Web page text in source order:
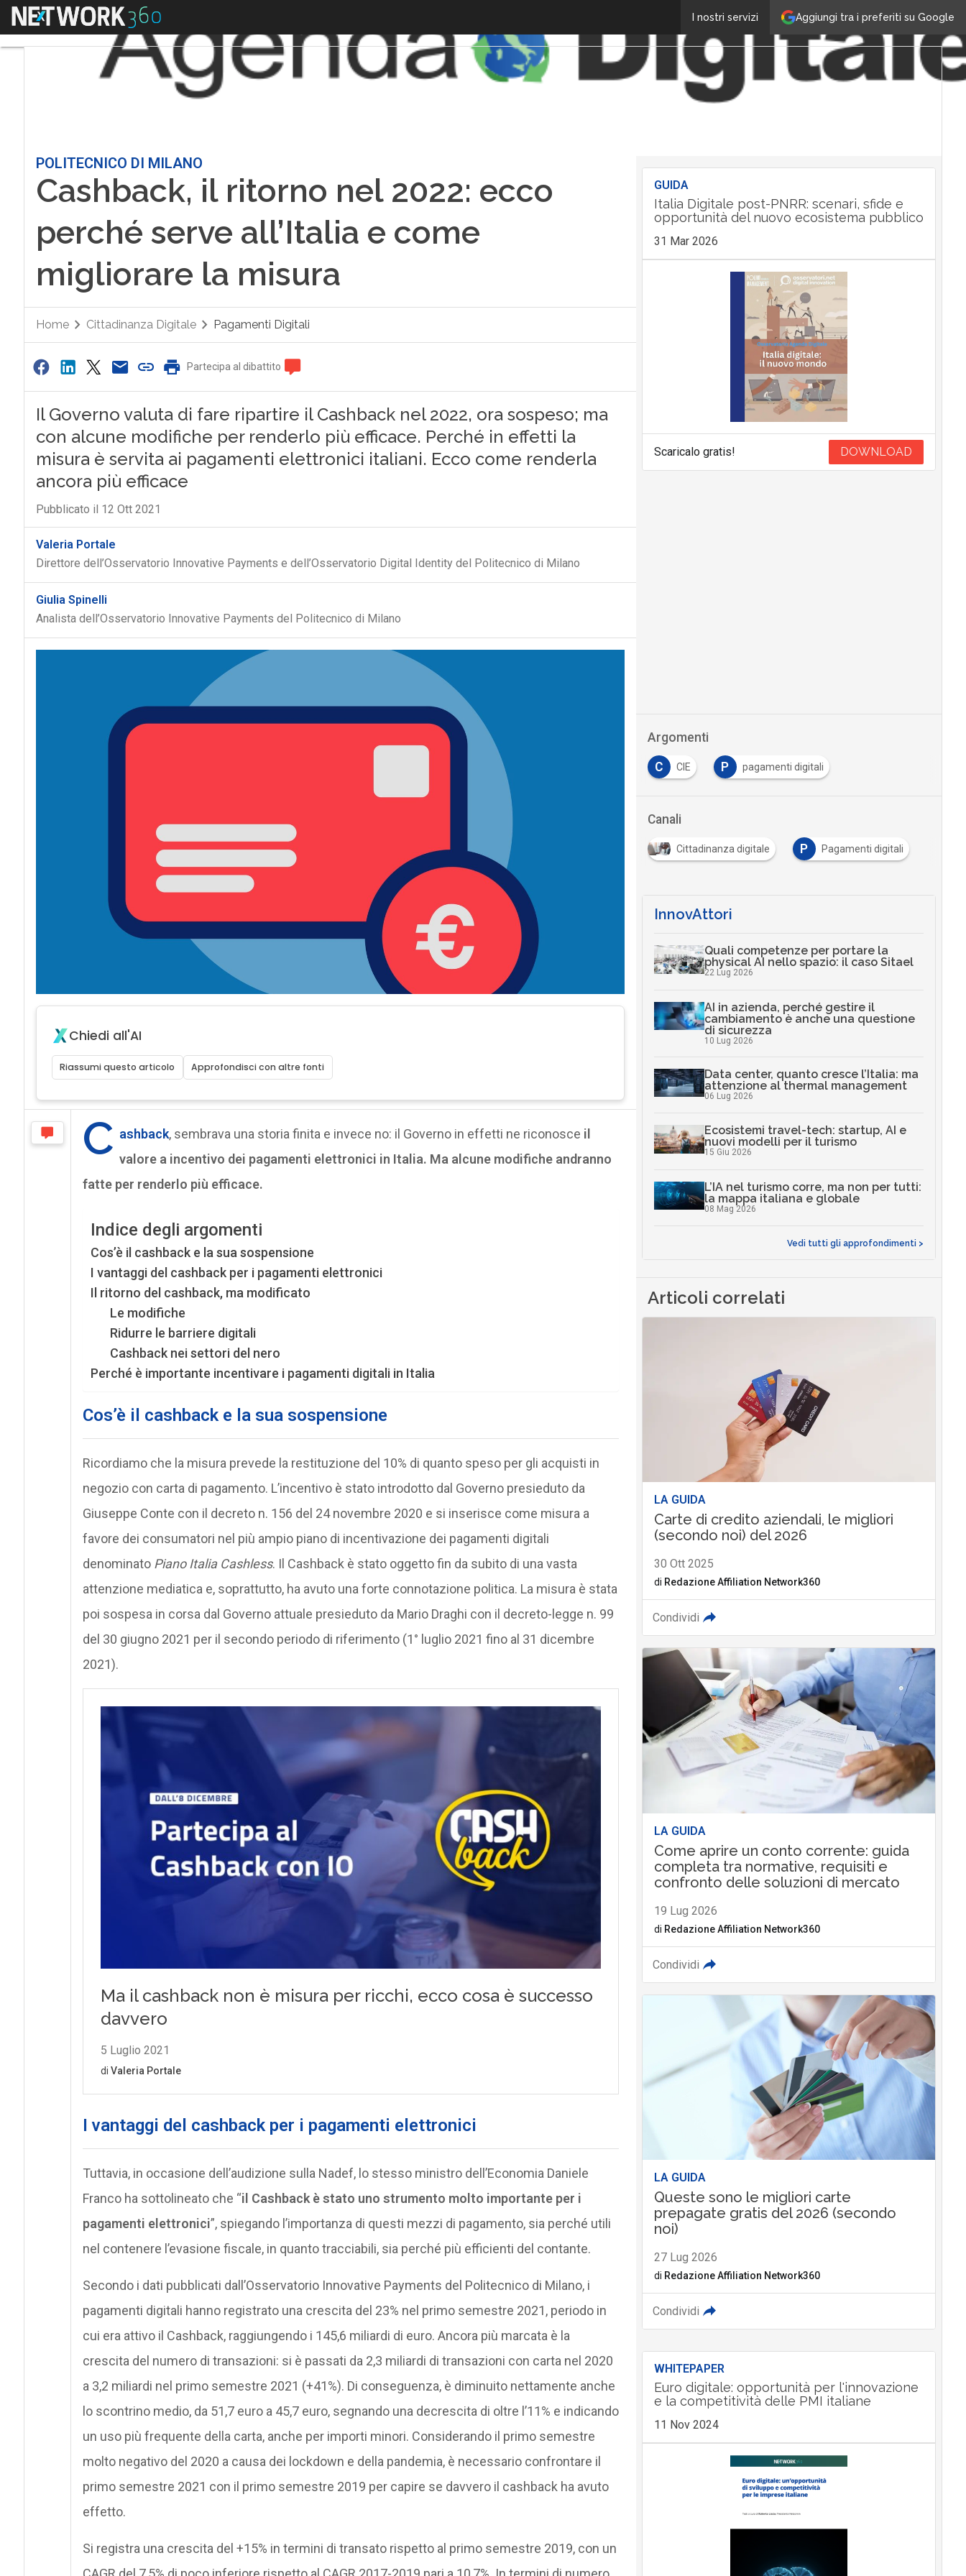
Aggiungi tra i preferiti su Google
I nostri servizi
Menu
POLITECNICO DI MILANO
Cashback, il ritorno nel 2022: ecco
perché serve all’Italia e come
migliorare la misura
Home Cittadinanza Digitale Pagamenti Digitali
Partecipa al dibattito
Il Governo valuta di fare ripartire il Cashback nel 2022, ora sospeso; ma
con alcune modifiche per renderlo più efficace. Perché in effetti la
misura è servita ai pagamenti elettronici italiani. Ecco come renderla
ancora più efficace
Pubblicato il 12 Ott 2021
Valeria Portale
Direttore dell’Osservatorio Innovative Payments e dell’Osservatorio Digital Identity del Politecnico di Milano
Giulia Spinelli
Analista dell’Osservatorio Innovative Payments del Politecnico di Milano
Chiedi all'AI
Riassumi questo articolo Approfondisci con altre fonti
C ashback, sembrava una storia finita e invece no: il Governo in effetti ne riconosce il
valore a incentivo dei pagamenti elettronici in Italia. Ma alcune modifiche andranno
fatte per renderlo più efficace.
Indice degli argomenti
Cos’è il cashback e la sua sospensione
I vantaggi del cashback per i pagamenti elettronici
Il ritorno del cashback, ma modificato
Le modifiche
Ridurre le barriere digitali
Cashback nei settori del nero
Perché è importante incentivare i pagamenti digitali in Italia
Cos’è il cashback e la sua sospensione
Ricordiamo che la misura prevede la restituzione del 10% di quanto speso per gli acquisti in
negozio con carta di pagamento. L’incentivo è stato introdotto dal Governo presieduto da
Giuseppe Conte con il decreto n. 156 del 24 novembre 2020 e si inserisce come misura a
favore dei consumatori nel più ampio piano di incentivazione dei pagamenti digitali
denominato Piano Italia Cashless. Il Cashback è stato oggetto fin da subito di una vasta
attenzione mediatica e, soprattutto, ha avuto una forte connotazione politica. La misura è stata
poi sospesa in corsa dal Governo attuale presieduto da Mario Draghi con il decreto-legge n. 99
del 30 giugno 2021 per il secondo periodo di riferimento (1° luglio 2021 fino al 31 dicembre
2021).
I vantaggi del cashback per i pagamenti elettronici
Tuttavia, in occasione dell’audizione sulla Nadef, lo stesso ministro dell’Economia Daniele
Franco ha sottolineato che “il Cashback è stato uno strumento molto importante per i
pagamenti elettronici”, spiegando l’importanza di questi mezzi di pagamento, sia perché utili
nel contenere l’evasione fiscale, in quanto tracciabili, sia perché più efficienti del contante.
Secondo i dati pubblicati dall’Osservatorio Innovative Payments del Politecnico di Milano, i
pagamenti digitali hanno registrato una crescita del 23% nel primo semestre 2021, periodo in
cui era attivo il Cashback, raggiungendo i 145,6 miliardi di euro. Ancora più marcata è la
crescita del numero di transazioni: si è passati da 2,3 miliardi di transazioni con carta nel 2020
a 3,2 miliardi nel primo semestre 2021 (+41%). Di conseguenza, è diminuito nettamente anche
lo scontrino medio, da 51,7 euro a 45,7 euro, segnando una decrescita di oltre l’11% e indicando
un uso più frequente della carta, anche per importi minori. Considerando il primo semestre
molto negativo del 2020 a causa dei lockdown e della pandemia, è necessario confrontare il
primo semestre 2021 con il primo semestre 2019 per capire se davvero il cashback ha avuto
effetto.
Si registra una crescita del +15% in termini di transato rispetto al primo semestre 2019, con un
GUIDA
Italia Digitale post-PNRR: scenari, sfide e
opportunità del nuovo ecosistema pubblico
31 Mar 2026
Scaricalo gratis! DOWNLOAD
Argomenti
C CIE P pagamenti digitali
Canali
Cittadinanza digitale P Pagamenti digitali
InnovAttori
Quali competenze per portare la
physical AI nello spazio: il caso Sitael
22 Lug 2026
AI in azienda, perché gestire il
cambiamento è anche una questione
di sicurezza
10 Lug 2026
Data center, quanto cresce l’Italia: ma
attenzione al thermal management
06 Lug 2026
Ecosistemi travel-tech: startup, AI e
nuovi modelli per il turismo
15 Giu 2026
L’IA nel turismo corre, ma non per tutti:
la mappa italiana e globale
08 Mag 2026
Vedi tutti gli approfondimenti >
Articoli correlati
LA GUIDA
Carte di credito aziendali, le migliori
(secondo noi) del 2026
30 Ott 2025
di Redazione Affiliation Network360
Condividi
LA GUIDA
Come aprire un conto corrente: guida
completa tra normative, requisiti e
confronto delle soluzioni di mercato
19 Lug 2026
di Redazione Affiliation Network360
Condividi
LA GUIDA
Queste sono le migliori carte
prepagate gratis del 2026 (secondo
noi)
27 Lug 2026
di Redazione Affiliation Network360
Condividi
WHITEPAPER
Euro digitale: opportunità per l'innovazione
e la competitività delle PMI italiane
11 Nov 2024